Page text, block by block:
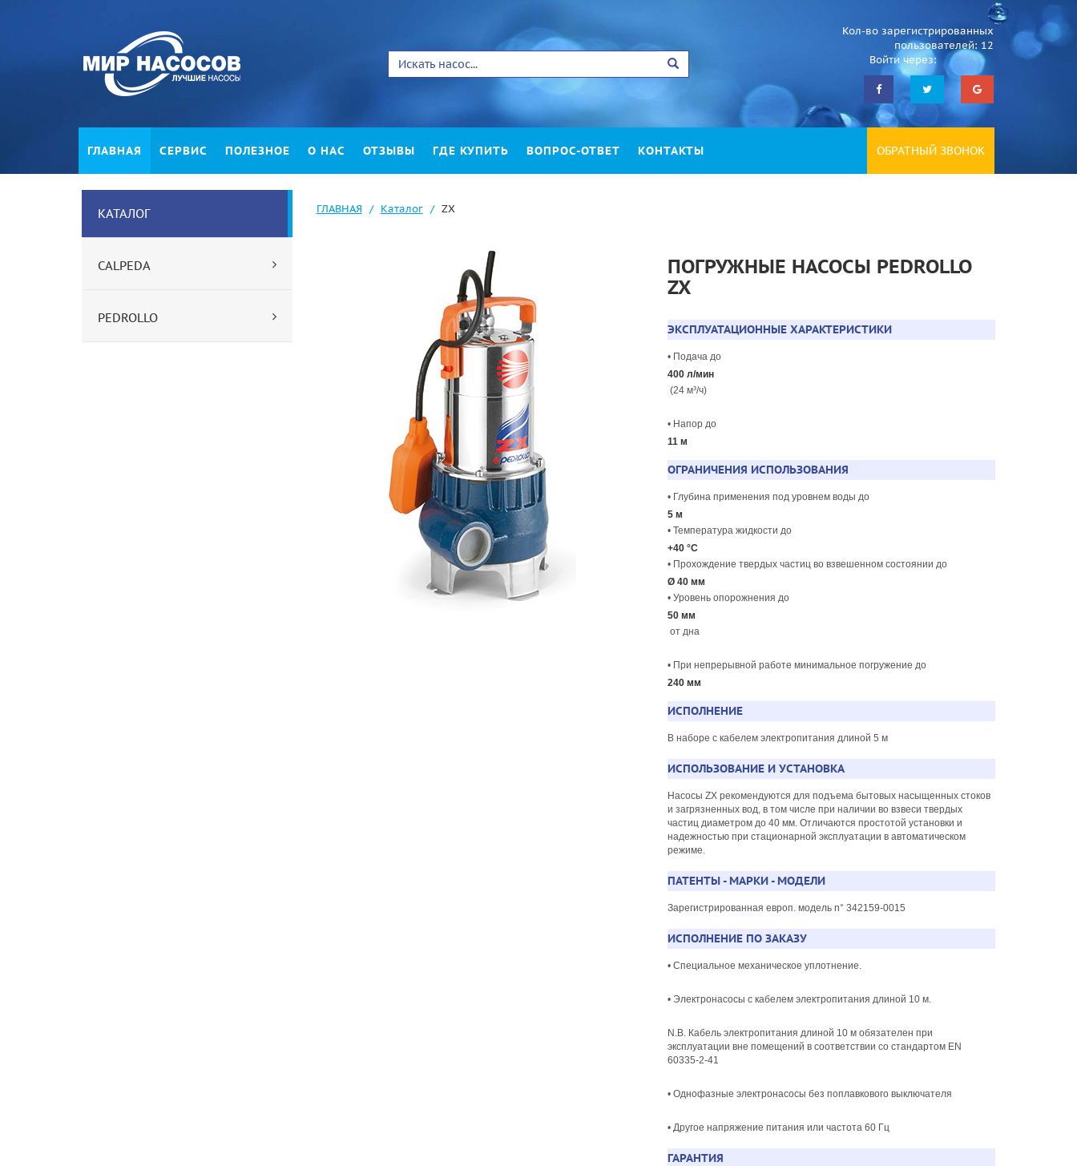
Кол-во зарегистрированных
пользователей: 12
Войти через:
ГЛАВНАЯ СЕРВИС ПОЛЕЗНОЕ О НАС ОТЗЫВЫ ГДЕ КУПИТЬ ВОПРОС-ОТВЕТ КОНТАКТЫ ОБРАТНЫЙ ЗВОНОК
КАТАЛОГ
CALPEDA
PEDROLLO
ГЛАВНАЯ Каталог ZX
ПОГРУЖНЫЕ НАСОСЫ PEDROLLO
ZX
ЭКСПЛУАТАЦИОННЫЕ ХАРАКТЕРИСТИКИ
• Подача до
400 л/мин
(24 м³/ч)
• Напор до
11 м
ОГРАНИЧЕНИЯ ИСПОЛЬЗОВАНИЯ
• Глубина применения под уровнем воды до
5 м
• Температура жидкости до
+40 °C
• Прохождение твердых частиц во взвешенном состоянии до
Ø 40 мм
• Уровень опорожнения до
50 мм
от дна
• При непрерывной работе минимальное погружение до
240 мм
ИСПОЛНЕНИЕ
В наборе с кабелем электропитания длиной 5 м
ИСПОЛЬЗОВАНИЕ И УСТАНОВКА
Насосы ZX рекомендуются для подъема бытовых насыщенных стоков
и загрязненных вод, в том числе при наличии во взвеси твердых
частиц диаметром до 40 мм. Отличаются простотой установки и
надежностью при стационарной эксплуатации в автоматическом
режиме.
ПАТЕНТЫ - МАРКИ - МОДЕЛИ
Зарегистрированная европ. модель n° 342159-0015
ИСПОЛНЕНИЕ ПО ЗАКАЗУ
• Специальное механическое уплотнение.
• Электронасосы с кабелем электропитания длиной 10 м.
N.B. Кабель электропитания длиной 10 м обязателен при
эксплуатации вне помещений в соответствии со стандартом EN
60335-2-41
• Однофазные электронасосы без поплавкового выключателя
• Другое напряжение питания или частота 60 Гц
ГАРАНТИЯ